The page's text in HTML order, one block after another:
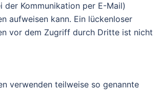
der Kommunikation per E-Mail)
aufweisen kann. Ein lückenloser
vor dem Zugriff durch Dritte ist nicht
verwenden teilweise so genannte